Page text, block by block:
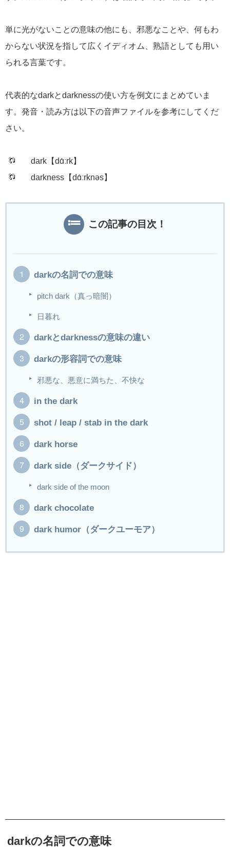
単に光がないことの意味の他にも、邪悪なことや、何もわ
からない状況を指して広くイディオム、熟語としても用い
られる言葉です。
代表的なdarkとdarknessの使い方を例文にまとめていま
す。発音・読み方は以下の音声ファイルを参考にしてくだ
さい。
dark【dɑ́ːrk】
darkness【dɑ́ːrknəs】
この記事の目次！
darkの名詞での意味
pitch dark（真っ暗闇）
日暮れ
darkとdarknessの意味の違い
darkの形容詞での意味
邪悪な、悪意に満ちた、不快な
in the dark
shot / leap / stab in the dark
dark horse
dark side（ダークサイド）
dark side of the moon
dark chocolate
dark humor（ダークユーモア）
darkの名詞での意味